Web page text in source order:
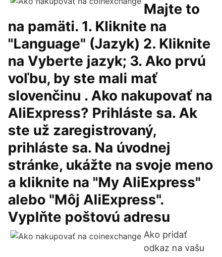
Majte to
na pamäti. 1. Kliknite na
"Language" (Jazyk) 2. Kliknite
na Vyberte jazyk; 3. Ako prvú
voľbu, by ste mali mať
slovenčinu . Ako nakupovať na
AliExpress? Prihláste sa. Ak
ste už zaregistrovaný,
prihláste sa. Na úvodnej
stránke, ukážte na svoje meno
a kliknite na "My AliExpress"
alebo "Môj AliExpress".
Vyplňte poštovú adresu
Ako pridať
odkaz na vašu